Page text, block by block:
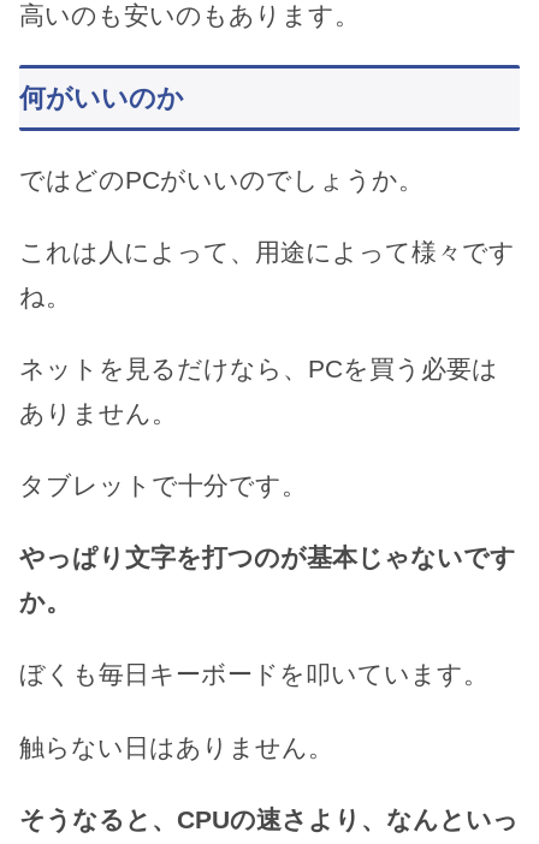
高いのも安いのもあります。
何がいいのか
ではどのPCがいいのでしょうか。
これは人によって、用途によって様々です
ね。
ネットを見るだけなら、PCを買う必要は
ありません。
タブレットで十分です。
やっぱり文字を打つのが基本じゃないです
か。
ぼくも毎日キーボードを叩いています。
触らない日はありません。
そうなると、CPUの速さより、なんといっ